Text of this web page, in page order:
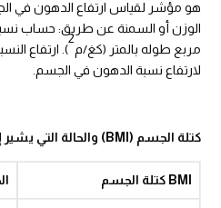
هو مؤشر لقياس ارتفاع الدهون في
الوزن أو السمنة عن طريق: حساب
مربع طوله بالمتر (كغ/م
2
). ارتفاع
لارتفاع نسبة الدهون في الجسم.
كتلة الجسم (BMI) والحالة التي يشير
كتلة الجسمBMI